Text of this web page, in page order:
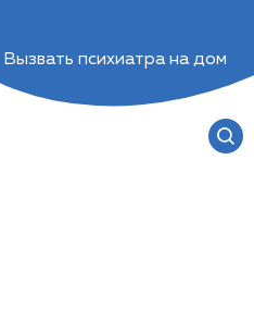
Вызвать психиатра на дом